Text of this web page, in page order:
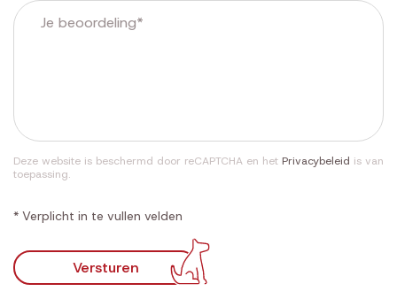
Deze website is beschermd door reCAPTCHA en het Privacybeleid is van
toepassing.
* Verplicht in te vullen velden
Versturen